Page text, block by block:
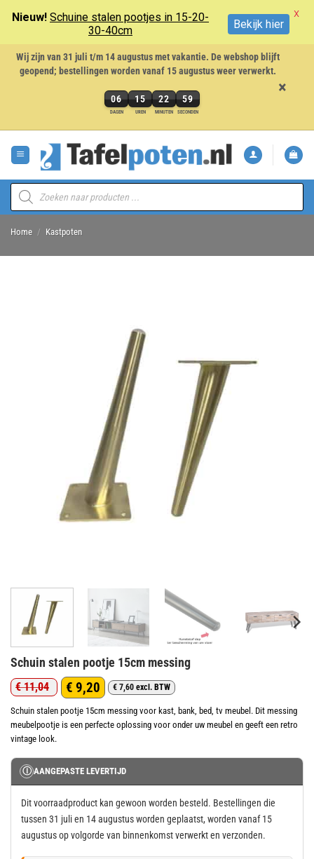
Wij zijn van 31 juli t/m 14 augustus met vakantie. De webshop blijft
geopend; bestellingen worden vanaf 15 augustus weer verwerkt.
06
DAGEN
15
UREN
22
MINUTEN
58
SECONDEN
6
uren,
22
minuten
en
×
naar
inhoud
Producten
zoeken
Home / Kastpoten
Schuin stalen pootje 15cm messing
€11,04
Oorspronkelijke
prijs
was:
€ 11,04.
€ 9,20
Huidige
prijs
is:
€ 9,20.
€ 7,60 excl. BTW
Schuin stalen pootje 15cm messing voor kast, bank, bed, tv meubel. Dit messing
meubelpootje is een perfecte oplossing voor onder uw meubel en geeft een retro
vintage look.
Ⓘ AANGEPASTE LEVERTIJD
Dit voorraadproduct kan gewoon worden besteld. Bestellingen die
tussen 31 juli en 14 augustus worden geplaatst, worden vanaf 15
augustus op volgorde van binnenkomst verwerkt en verzonden.
Nieuw! Schuine stalen pootjes in 15-20-
30-40cm
Bekijk hier
X